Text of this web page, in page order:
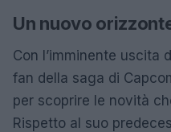
Un nuovo
Con l’imminente uscita
fan della saga di
per scoprire le novità
Rispetto al suo